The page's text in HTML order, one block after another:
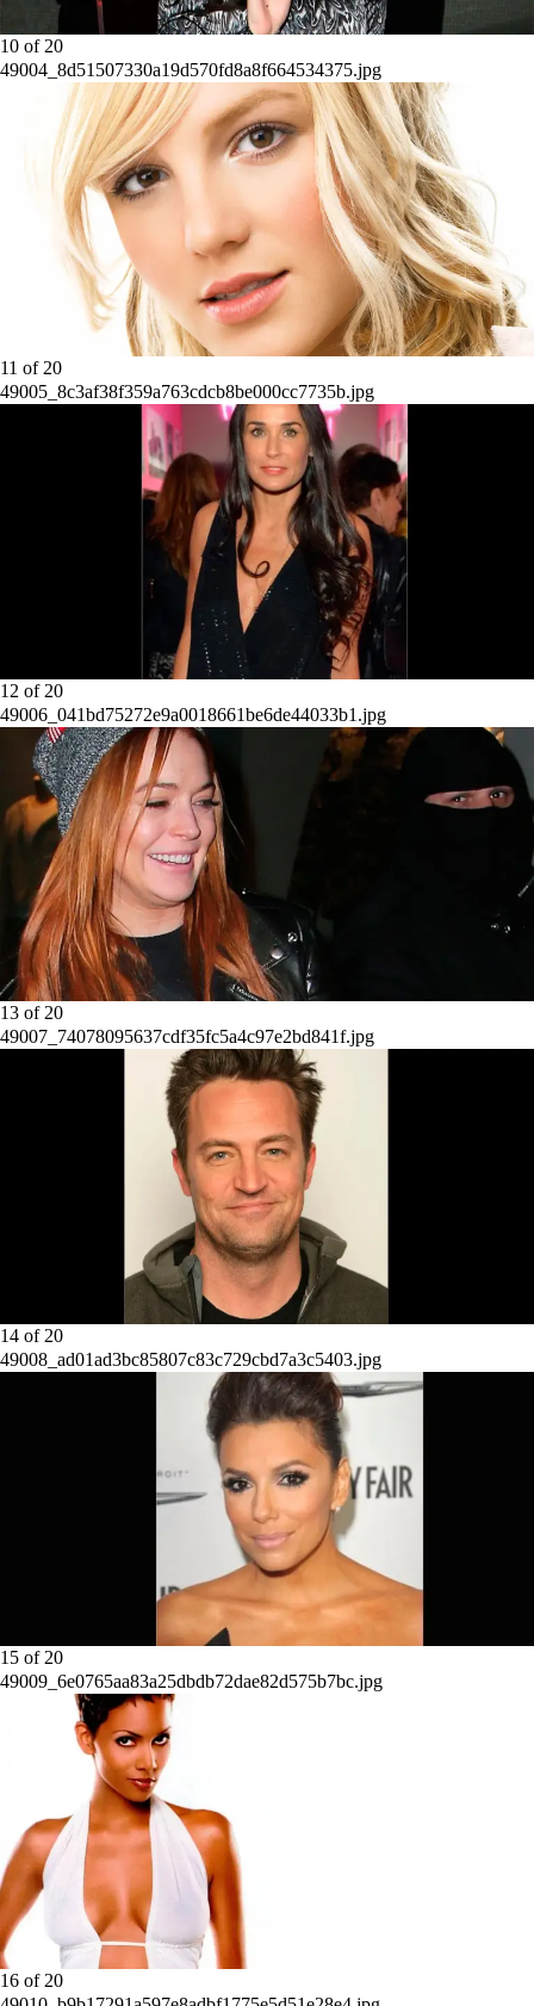
10 of 20
49004_8d51507330a19d570fd8a8f664534375.jpg
11 of20
49005_8c3af38f359a763cdcb8be000cc7735b.jpg
12 of 20
49006_041bd75272e9a0018661be6de44033b1.jpg
13 of 20
49007_74078095637cdf35fc5a4c97e2bd841f.jpg
14 of 20
49008_ad01ad3bc85807c83c729cbd7a3c5403.jpg
15 of 20
49009_6e0765aa83a25dbdb72dae82d575b7bc.jpg
16 of 20